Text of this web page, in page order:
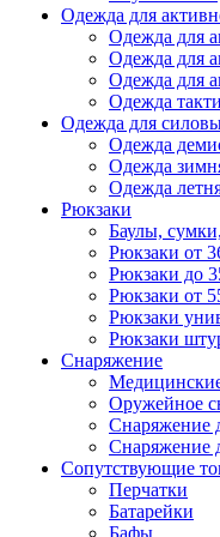
Одежда для
Одежда для
Одежда для
Одежда для
Одежда
Одежда для
Одежда
Одежда
Одежда
Рюкзаки
Баулы,
Рюкзаки от
Рюкзаки до
Рюкзаки от
Рюкзаки
Рюкзаки
Снаряжение
Оружейное
Снаряжение
Снаряжение
Сопутствующие
Перчатки
Батарейки
Бафы